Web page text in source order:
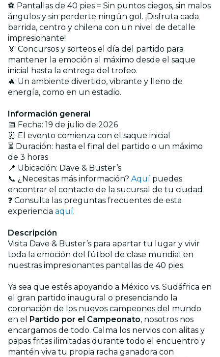
⚽ Pantallas de 40 pies = Sin puntos ciegos, sin malos
ángulos y sin perderte ningún gol. ¡Disfruta cada
barrida, centro y chilena con un nivel de detalle
impresionante!
🏅 Concursos y sorteos el día del partido para
mantener la emoción al máximo desde el saque
inicial hasta la entrega del trofeo.
🔥 Un ambiente divertido, vibrante y lleno de
energía, como en un estadio.
Información general
📅 Fecha: 19 de julio de 2026
⏰ El evento comienza con el saque inicial
⏳ Duración: hasta el final del partido o un máximo
de 3 horas
📍 Ubicación: Dave & Buster’s
📞 ¿Necesitas más información? Aquí puedes
encontrar el contacto de la sucursal de tu ciudad
❓ Consulta las preguntas frecuentes de esta
experiencia aquí.
Descripción
Visita Dave & Buster’s para apartar tu lugar y vivir
toda la emoción del fútbol de clase mundial en
nuestras impresionantes pantallas de 40 pies.
Ya sea que estés apoyando a México vs. Sudáfrica en
el gran partido inaugural o presenciando la
coronación de los nuevos campeones del mundo
en el Partido por el Campeonato, nosotros nos
encargamos de todo. Calma los nervios con alitas y
papas fritas ilimitadas durante todo el encuentro y
mantén viva tu propia racha ganadora con